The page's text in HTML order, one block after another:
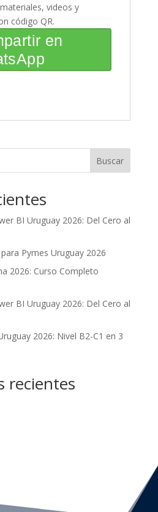
videos y
código QR.
en
Buscar
BI Uruguay 2026: Del Cero al
Pymes Uruguay 2026
2026: Curso Completo
BI Uruguay 2026: Del Cero al
2026: Nivel B2-C1 en 3
recientes